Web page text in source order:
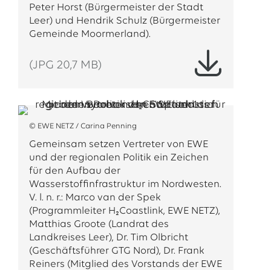
Peter Horst (Bürgermeister der Stadt
Leer) und Hendrik Schulz (Bürgermeister
Gemeinde Moormerland).
(JPG 20,7 MB)
© EWE NETZ / Carina Penning
Gemeinsam setzen Vertreter von EWE
und der regionalen Politik ein Zeichen
für den Aufbau der
Wasserstoffinfrastruktur im Nordwesten.
V. l. n. r.: Marco van der Spek
(Programmleiter H₂Coastlink, EWE NETZ),
Matthias Groote (Landrat des
Landkreises Leer), Dr. Tim Olbricht
(Geschäftsführer GTG Nord), Dr. Frank
Reiners (Mitglied des Vorstands der EWE